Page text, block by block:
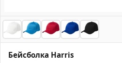
Бейсболка Harris